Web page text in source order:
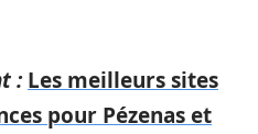
: Les meilleurs sites
pour Pézenas et